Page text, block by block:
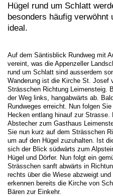
Hügel rund um Schlatt
besonders häufig verwöhnt
ideal.
Auf dem Säntisblick Rundweg mit
vereint, was die Appenzeller
rund um Schlatt sind ausserdem
Wanderung ist die Kirche St. Josef
Strässchen Richtung Leimensteig.
der Weg links, hangabwärts ab.
Rundweges erreicht. Nun folgen
Hecken entlang hinauf zur
Abstecher zum Gasthaus
Sie nun kurz auf dem Strässchen
um auf den Hügel zuzuhalten. Ist
sich der Blick südwärts zum
Hügel und Dörfer. Nun folgt ein
Strässchen sanft abwärts in
rechts über die Wiese abzweigt
erkennen bereits die Kirche von
Bären zur Einkehr.